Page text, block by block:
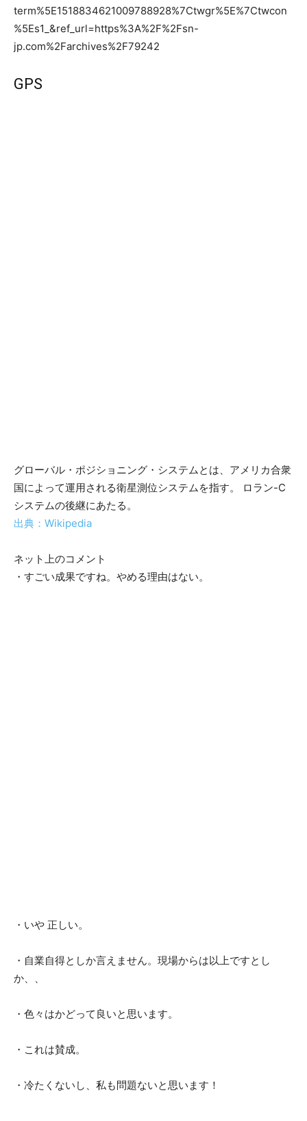
term%5E1518834621009788928%7Ctwgr%5E%7Ctwcon
%5Es1_&ref_url=https%3A%2F%2Fsn-
jp.com%2Farchives%2F79242
GPS
グローバル・ポジショニング・システムとは、アメリカ合衆
国によって運用される衛星測位システムを指す。 ロラン-C
システムの後継にあたる。
出典：Wikipedia
ネット上のコメント
・すごい成果ですね。やめる理由はない。
・いや 正しい。
・自業自得としか言えません。現場からは以上ですとし
か、、
・色々はかどって良いと思います。
・これは賛成。
・冷たくないし、私も問題ないと思います！